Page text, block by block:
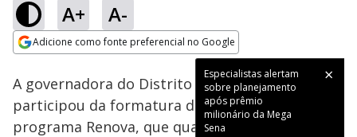
A+ A-
Adicione como fonte preferencial no Google
Especialistas alertam
sobre planejamento
após prêmio
milionário da Mega
Sena
Ativar
85.79%
A governadora do Distrito Federal, Celina Leão,
participou da formatura de uma turma do
programa Renova, que qualifica pessoas para a